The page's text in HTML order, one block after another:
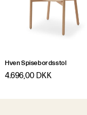
Leveringstid
Hven Spisebordsstol
4.696,00 DKK